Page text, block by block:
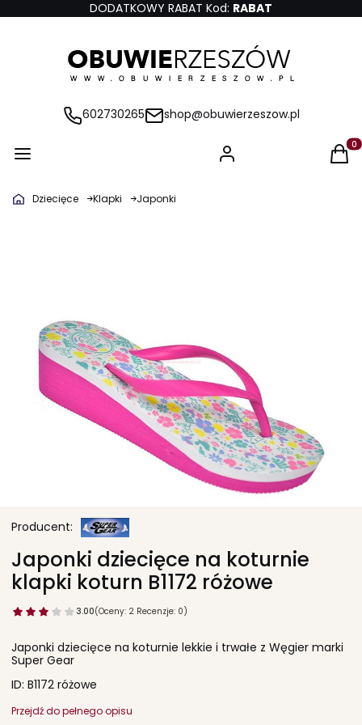
DODATKOWY RABAT Kod: RABAT
602730265 shop@obuwierzeszow.pl
Dziecięce Klapki Japonki
Japonki dziecięce na koturnie
klapki koturn B1172 różowe
3.00(Oceny: 2 Recenzje: 0)
Japonki dziecięce na koturnie lekkie i trwałe z Węgier marki
Super Gear
ID: B1172 różowe
Przejdź do pełnego opisu